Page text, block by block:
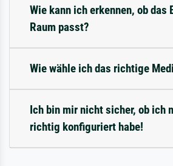
Wie kann ich erkennen, ob das
Raum passt?
Wie wähle ich das richtige
Ich bin mir nicht sicher, ob ich
richtig konfiguriert habe!